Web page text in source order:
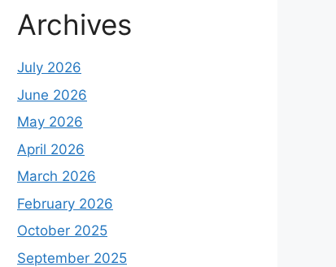
Archives
July 2026
June 2026
May 2026
April 2026
March 2026
February 2026
October 2025
September 2025